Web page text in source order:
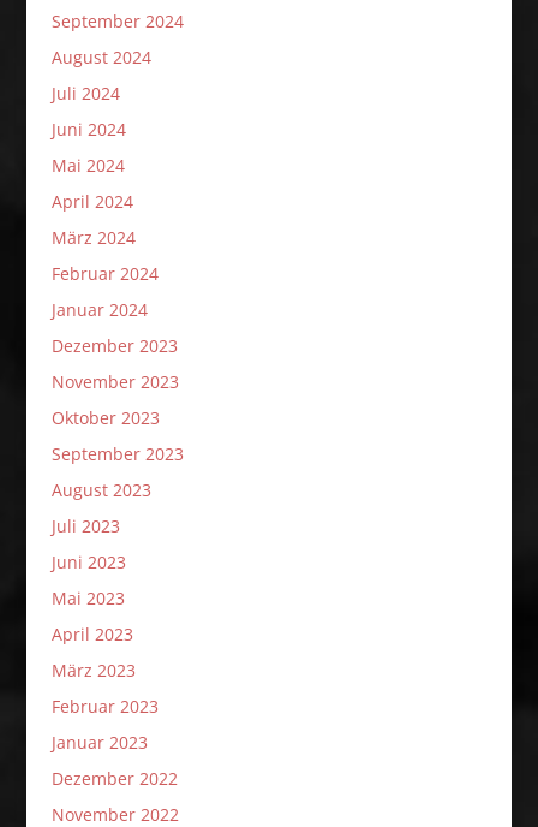
September 2024
August 2024
Juli 2024
Juni 2024
Mai 2024
April 2024
März 2024
Februar 2024
Januar 2024
Dezember 2023
November 2023
Oktober 2023
September 2023
August 2023
Juli 2023
Juni 2023
Mai 2023
April 2023
März 2023
Februar 2023
Januar 2023
Dezember 2022
November 2022